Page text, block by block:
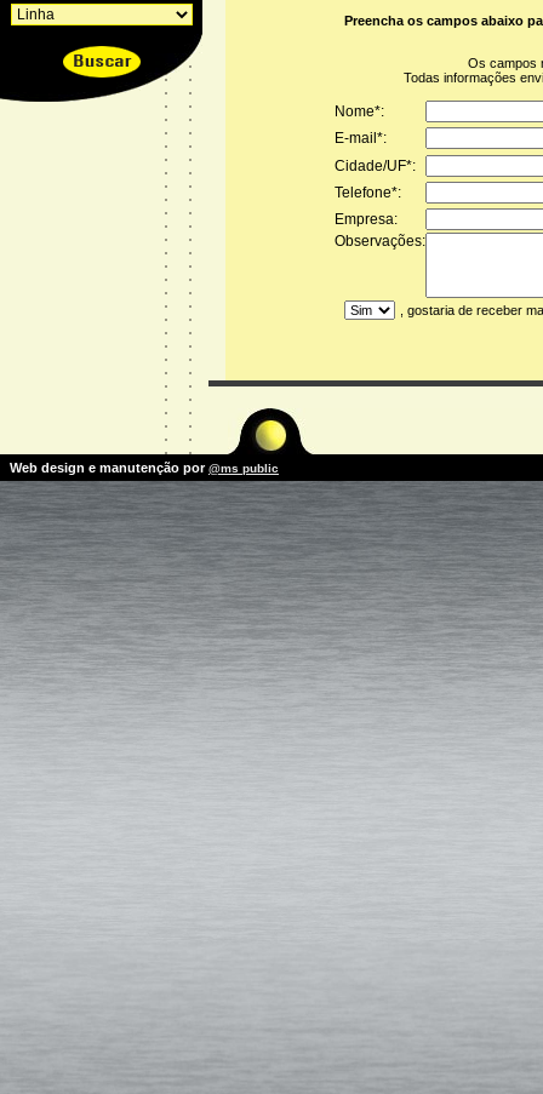
Preencha os campos abaixo
Os
Todas informações
Nome*:
E-mail*:
Cidade/UF*:
Telefone*:
Empresa:
Observações:
, gostaria de receber
Web design e manutenção por@ms public